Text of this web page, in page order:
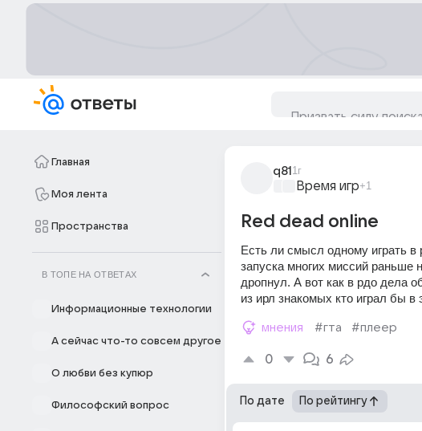
Главная
Моя лента
Пространства
В ТОПЕ НА ОТВЕТАХ
Информационные технологии
А сейчас что-то совсем другое
О любви без купюр
Философский вопрос
q81 1г
Время игр+1
Red dead online
Есть ли смысл одному играть в
запуска многих миссий
дропнул. А вот как в рдо дела
из ирл знакомых кто играл бы
мнения #гта #плеер
0 6
По дате По рейтингу